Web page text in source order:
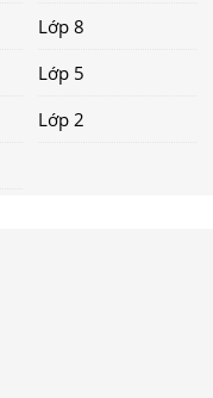
Lớp 8
Lớp 5
Lớp 2